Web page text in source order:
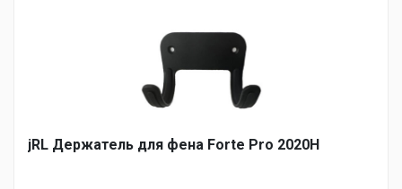
jRL Держатель для фена Forte Pro 2020H